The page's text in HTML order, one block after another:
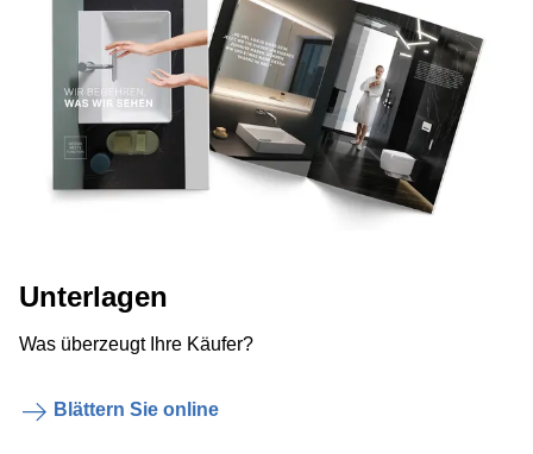
Unterlagen
Was überzeugt Ihre Käufer?
Blättern Sie online